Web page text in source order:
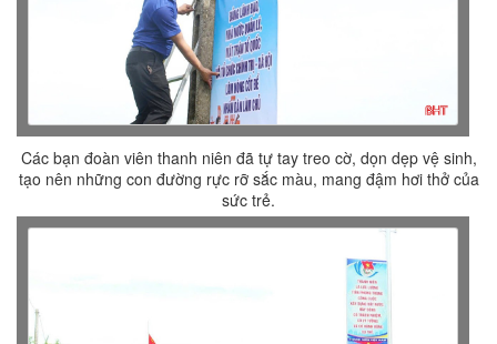
Các bạn đoàn viên thanh niên đã tự tay treo cờ, dọn dẹp vệ sinh,
tạo nên những con đường rực rỡ sắc màu, mang đậm hơi thở của
sức trẻ.